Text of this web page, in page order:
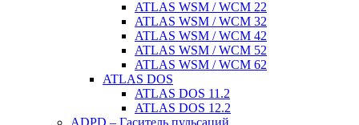
ATLAS WSM / WCM 22
ATLAS WSM / WCM 32
ATLAS WSM / WCM 42
ATLAS WSM / WCM 52
ATLAS WSM / WCM 62
ATLAS DOS
ATLAS DOS 11.2
ATLAS DOS 12.2
ADPD – Гаситель пульсаций